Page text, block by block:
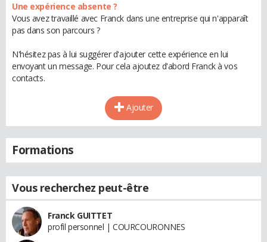
Une expérience absente ?
Vous avez travaillé avec Franck dans une entreprise qui n'apparaît
pas dans son parcours ?
N'hésitez pas à lui suggérer d'ajouter cette expérience en lui
envoyant un message. Pour cela ajoutez d'abord Franck à vos
contacts.
Ajouter
Formations
Vous recherchez peut-être
Franck GUITTET
profil personnel | COURCOURONNES